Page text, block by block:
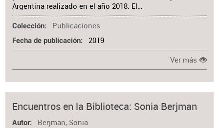
Argentina realizado en el año 2018. El…
Colección Publicaciones
Fecha de publicación 2019
Ver más
Encuentros en la Biblioteca: Sonia Berjman
Autor Berjman, Sonia